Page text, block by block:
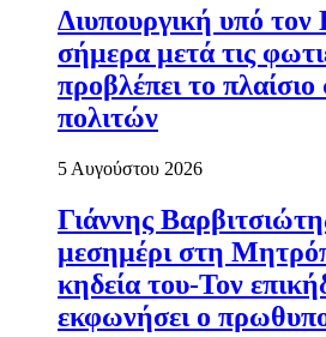
Διυπουργική υπό
σήμερα μετά τις
προβλέπει το πλαίσιο
πολιτών
5 Αυγούστου 2026
Γιάννης
μεσημέρι στη
κηδεία του-Τον
εκφωνήσει ο